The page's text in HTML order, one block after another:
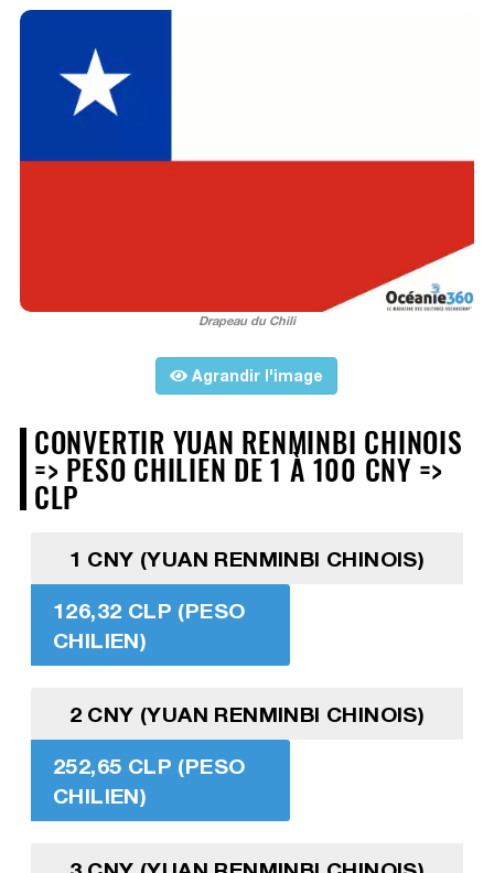
Drapeau du Chili
Agrandir l'image
CONVERTIR YUAN RENMINBI CHINOIS
=> PESO CHILIEN DE 1 À 100 CNY =>
CLP
1 CNY (YUAN RENMINBI CHINOIS)
126,32 CLP (PESO
CHILIEN)
2 CNY (YUAN RENMINBI CHINOIS)
252,65 CLP (PESO
CHILIEN)